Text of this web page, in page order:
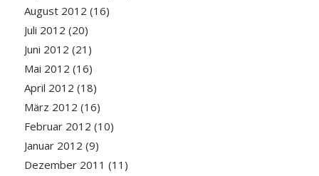
August 2012 (16)
Juli 2012 (20)
Juni 2012 (21)
Mai 2012 (16)
April 2012 (18)
März 2012 (16)
Februar 2012 (10)
Januar 2012 (9)
Dezember 2011 (11)